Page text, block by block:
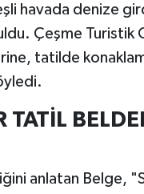
havada denize
Çeşme
tatilde
anlatan Belge,